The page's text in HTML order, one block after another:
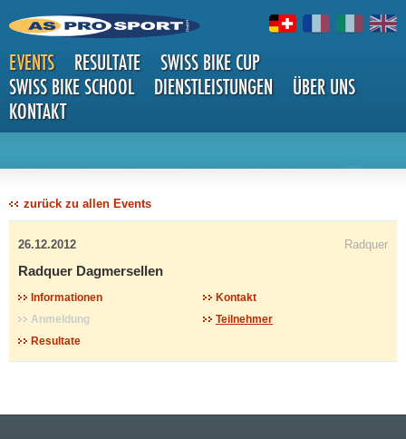
EVENTS RESULTATE
SWISS BIKE CUP
SWISS BIKE SCHOOL
DIENSTLEISTUNGEN
ÜBER UNS
KONTAKT
DETAILS
zurück zu allen Events
26.12.2012 Radquer
Radquer Dagmersellen
Informationen
Kontakt
Anmeldung
Teilnehmer
Resultate